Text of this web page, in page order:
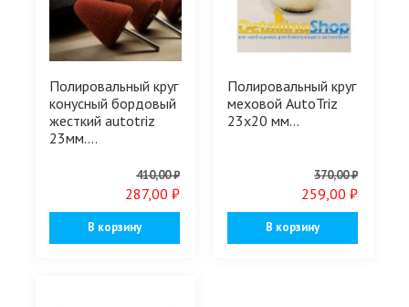
Полировальный круг
конусный бордовый
жесткий autotriz
23мм....
410,00 ₽
287,00 ₽
В корзину
Полировальный круг
меховой AutoTriz
23х20 мм...
370,00 ₽
259,00 ₽
В корзину